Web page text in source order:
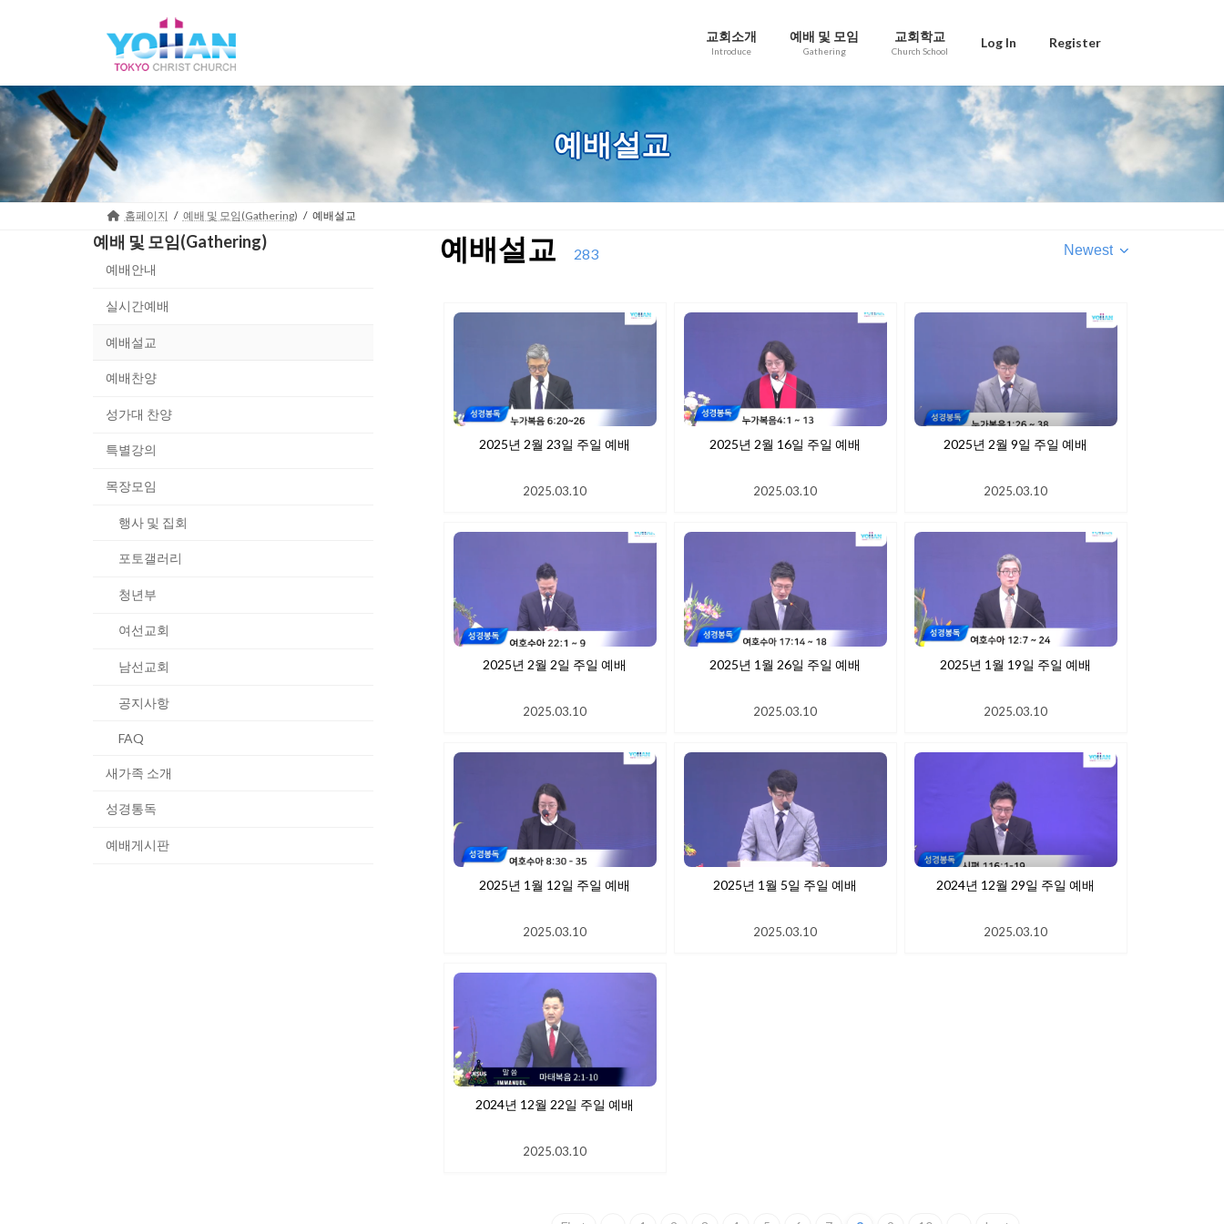
교회소개
Introduce
예배 및 모임
Gathering
교회학교
Church School
Log In Register
예배설교
홈페이지 예배 및 모임(Gathering) 예배설교
예배설교 283 Newest
2025년 2월 23일 주일 예배
2025.03.10
2025년 2월 16일 주일 예배
2025.03.10
2025년 2월 9일 주일 예배
2025.03.10
2025년 2월 2일 주일 예배
2025.03.10
2025년 1월 26일 주일 예배
2025.03.10
2025년 1월 19일 주일 예배
2025.03.10
2025년 1월 12일 주일 예배
2025.03.10
2025년 1월 5일 주일 예배
2025.03.10
2024년 12월 29일 주일 예배
2025.03.10
2024년 12월 22일 주일 예배
2025.03.10
예배 및 모임(Gathering)
예배안내
실시간예배
예배설교
예배찬양
성가대 찬양
특별강의
목장모임
행사 및 집회
포토갤러리
청년부
여선교회
남선교회
공지사항
FAQ
새가족 소개
성경통독
예배게시판